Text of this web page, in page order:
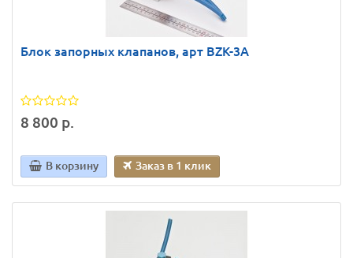
Блок запорных клапанов, арт BZK-3A
8 800 р.
В корзину Заказ в 1 клик